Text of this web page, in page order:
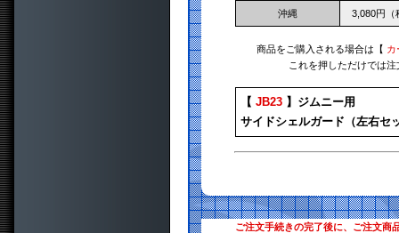
沖縄 3,080円（
商品をご購入される場合は【 カ
これを押しただけでは
【 JB23】ジムニー用
サイドシェルガード（左右セ
ご注文手続きの完了後に、ご注文商